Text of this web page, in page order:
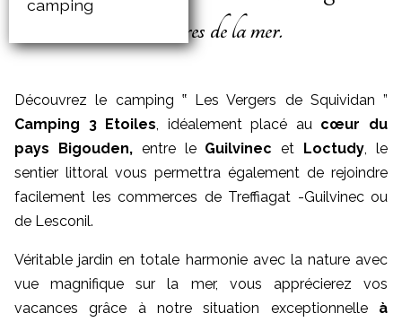
500 mètres de la mer.
Découvrez le camping ‟ Les Vergers de Squividan ”
Camping 3 Etoiles , idéalement placé au cœur du
pays Bigouden,entre leGuilvinecet Loctudy , le
sentier littoral vous permettra également de rejoindre
facilement les commerces de Treffiagat -Guilvinec ou
de Lesconil.
Véritable jardin en totale harmonie avec la nature avec
vue magnifique sur la mer, vous apprécierez vos
vacances grâce à notre situation exceptionnelle à
camping